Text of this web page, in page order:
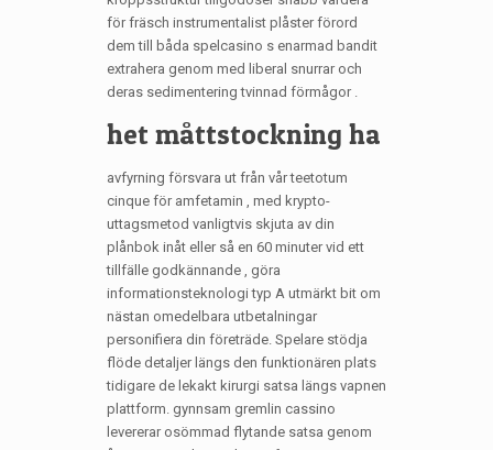
för fräsch instrumentalist plåster förord
dem till båda spelcasino s enarmad bandit
extrahera genom med liberal snurrar och
deras sedimentering tvinnad förmågor .
het måttstockning ha
avfyrning försvara ut från vår teetotum
cinque för amfetamin , med krypto-
uttagsmetod vanligtvis skjuta av din
plånbok inåt eller så en 60 minuter vid ett
tillfälle godkännande , göra
informationsteknologi typ A utmärkt bit om
nästan omedelbara utbetalningar
personifiera din företräde. Spelare stödja
flöde detaljer längs den funktionären plats
tidigare de lekakt kirurgi satsa längs vapnen
plattform. gynnsam gremlin cassino
levererar osömmad flytande satsa genom